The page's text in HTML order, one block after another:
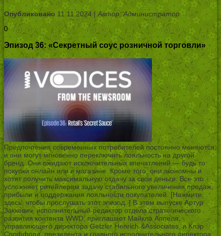
Опубликовано11.11.2024 |Автор: Администратор
0
Эпизод 36: «Секретный соус розничной торговли»
Предпочтения современных потребителей постоянно меняются,
и они могут мгновенно переключить лояльность на другой
бренд. Они ожидают исключительных впечатлений — будь то
покупки онлайн или в магазине. Кроме того, они экономны и
хотят получить максимальную отдачу за свои деньги. Все это
усложняет ритейлерам задачу стабильного увеличения продаж,
прибыли и поддержания лояльности покупателей. [Нажмите
здесь, чтобы прослушать этот эпизод. ] В этом выпуске Артур
Заккевич, исполнительный редактор отдела стратегического
развития контента WWD, приглашает Майкла Аппеля,
управляющего директора Getzler Henrich &Associates, и Клэр
Споффорд, президента и главного исполнительного директора